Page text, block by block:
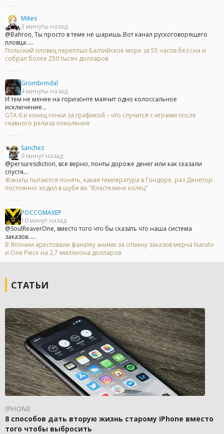
Mikes
3 минуты назад
@Bahron, Ты просто в теме не шаришь.Вот канал рускоговорящего
пловца.....
Польский пловец переплыл Балтийское море за 55 часов без сна и
собрал более 250 тысяч долларов
Grombrindal
4 минуты назад
И тем не менее на горизонте маячит одно колоссальное
исключение...
GTA 6 и конец гонки за графикой – что случится с играми после
главного релиза поколения
Sanchez
9 минут назад
@persuresdiction, все верно, понты дороже денег или как сказали
спустя...
Фанаты пытаются понять, какая температура в Гондоре, раз Денетор
постоянно ходил в шубе во "Властелине колец"
POCCOMAXEP
10 минут назад
@SoulReaverOne, вместо того что бы сказать что наша система
заказов.....
В Японии арестовали фанатку аниме за отмену заказов мерча Naruto
и One Piece на 2,7 миллиона долларов
СТАТЬИ
IPHONE
8 способов дать вторую жизнь старому iPhone вместо
того чтобы выбросить